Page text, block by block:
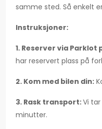
samme sted. Så enkelt
Instruksjoner:
1. Reserver via Parklot
har reservert plass på
2. Kom med bilen din:
3. Rask transport:Vi
minutter.